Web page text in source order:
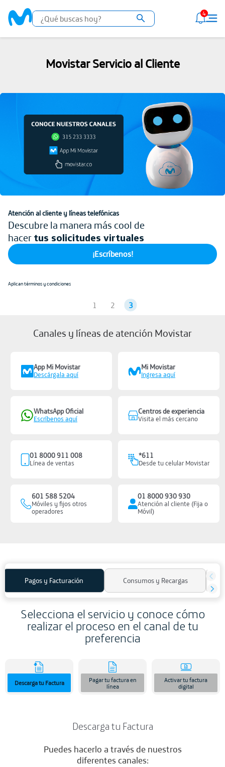
4
Movistar Servicio al Cliente
Atención al cliente y líneas telefónicas
Descubre la manera más cool de
hacer tus solicitudes virtuales
¡Escríbenos!
Aplican términos y condiciones
1 2 3
Canales y líneas de atención Movistar
App Mi Movistar
Descárgala aquí
Mi Movistar
Ingresa aquí
WhatsApp Oficial
Escríbenos aquí
Centros de experiencia
Visita el más cercano
01 8000 911 008
Línea de ventas
*611
Desde tu celular Movistar
601 588 5204
Móviles y fijos otros
operadores
01 8000 930 930
Atención al cliente (Fija o
Móvil)
Pagos y Facturación Consumos y Recargas
Selecciona el servicio y conoce cómo
realizar el proceso en el canal de tu
preferencia
Descarga tu Factura
Pagar tu factura en
línea
Activar tu factura
digital
Descarga tu Factura
Puedes hacerlo a través de nuestros
diferentes canales: